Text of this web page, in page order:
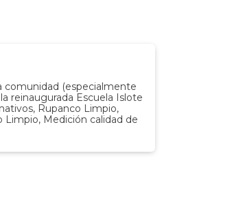
comunidad (especialmente
reinaugurada Escuela Islote
Rupanco Limpio,
Medición calidad de